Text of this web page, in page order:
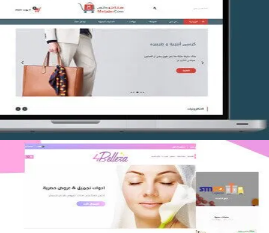
تصميم متجر متاجركم
اعادة تصميم متجر فوربليزا